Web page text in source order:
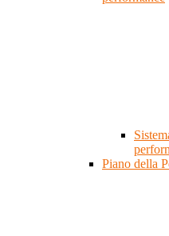
Piano della